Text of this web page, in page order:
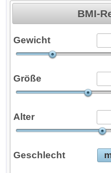
Der Rechner
BMI-
Gewicht
Größe
Alter
Geschlecht